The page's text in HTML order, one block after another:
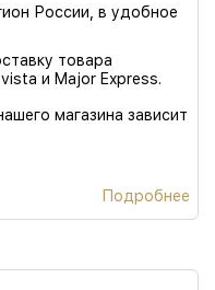
России, в удобное
товара
и Major Express.
магазина зависит
Подробнее